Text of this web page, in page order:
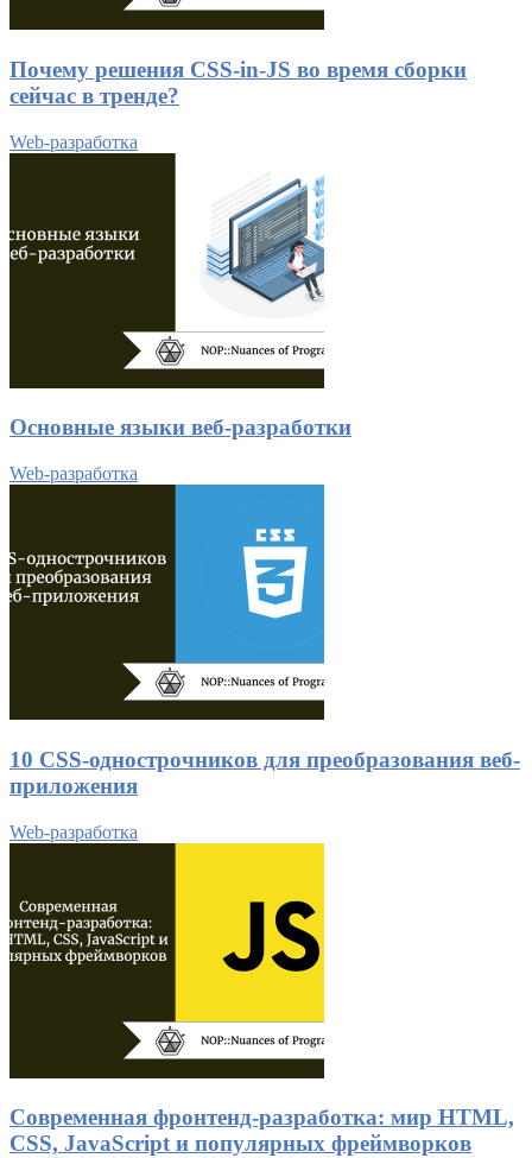
Почему решения CSS-in-JS во время сборки
сейчас в тренде?
Web-разработка
Основные языки веб-разработки
Web-разработка
10 CSS-однострочников для преобразования веб-
приложения
Web-разработка
Современная фронтенд-разработка: мир HTML,
CSS, JavaScript и популярных фреймворков